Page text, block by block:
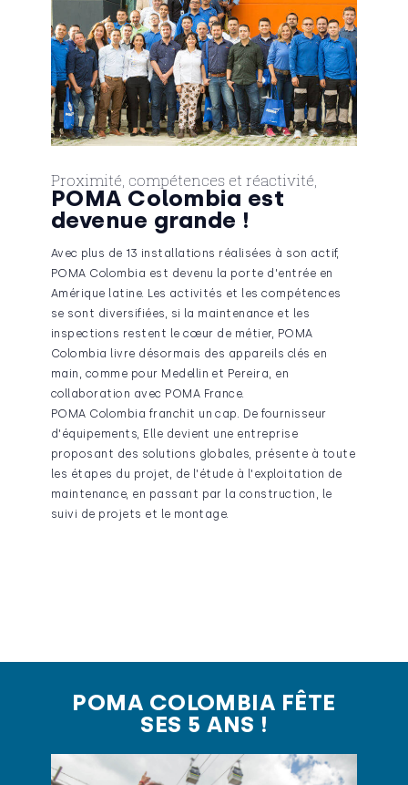
Proximité, compétences et réactivité,
POMA Colombia est
devenue grande !
Avec plus de 13 installations réalisées à son actif,
POMA Colombia est devenu la porte d'entrée en
Amérique latine. Les activités et les compétences
se sont diversifiées, si la maintenance et les
inspections restent le cœur de métier, POMA
Colombia livre désormais des appareils clés en
main, comme pour Medellin et Pereira, en
collaboration avec POMA France.
POMA Colombia franchit un cap. De fournisseur
d'équipements, Elle devient une entreprise
proposant des solutions globales, présente à toute
les étapes du projet, de l'étude à l'exploitation de
maintenance, en passant par la construction, le
suivi de projets et le montage.
POMA COLOMBIA FÊTE
SES 5 ANS !